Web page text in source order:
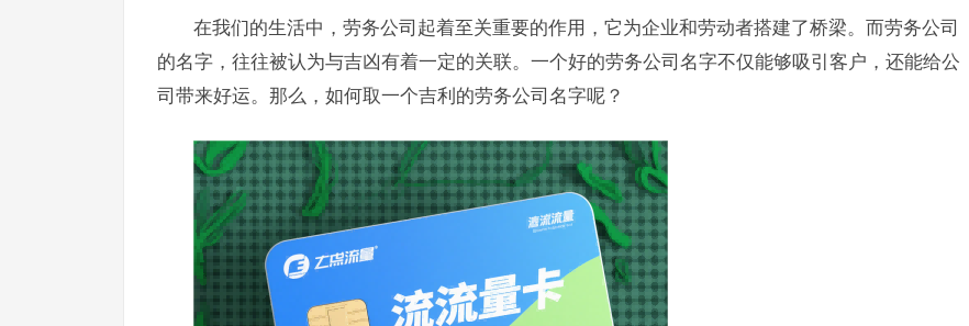
在我们的生活中，劳务公司起着至关重要的作用，它为企业和劳动者搭建了桥梁。而劳务公司
的名字，往往被认为与吉凶有着一定的关联。一个好的劳务公司名字不仅能够吸引客户，还能给公
司带来好运。那么，如何取一个吉利的劳务公司名字呢？